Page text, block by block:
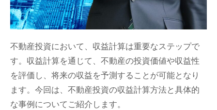
不動産投資において、収益計算は重要なステップで
す。収益計算を通じて、不動産の投資価値や収益性
を評価し、将来の収益を予測することが可能となり
ます。今回は、不動産投資の収益計算方法と具体的
な事例についてご紹介します。